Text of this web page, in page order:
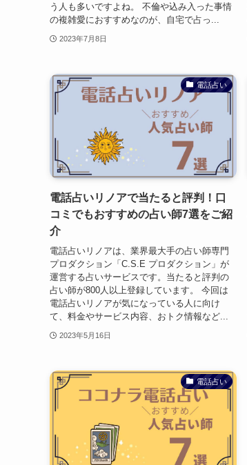
う人も多いですよね。 不倫や込み入った事情
の複雑愛におすすめなのが、自宅で占っ...
2023年7月8日
電話占い
電話占いリノアで当たると評判！口
コミでもおすすめの占い師7選をご紹
介
電話占いリノアは、業界最大手の占い師専門
プロダクション「C.S.E プロダクション」が
運営する占いサービスです。当たると評判の
占い師が800人以上登録しています。 今回は
電話占いリノアが気になっている人に向け
て、料金やサービス内容、おトク情報など...
2023年5月16日
電話占い